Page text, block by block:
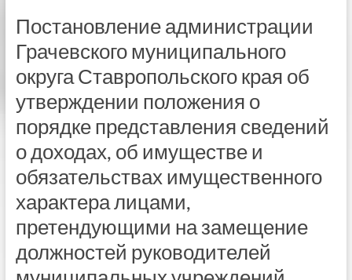
Постановление администрации
Грачевского муниципального
округа Ставропольского края об
утверждении положения о
порядке представления сведений
о доходах, об имуществе и
обязательствах имущественного
характера лицами,
претендующими на замещение
должностей руководителей